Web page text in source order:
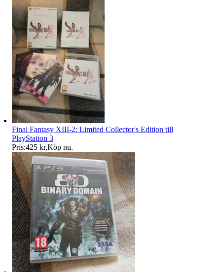
Final Fantasy XIII-2: Limited Collector's Edition till
PlayStation 3
Pris:425 kr,Köp nu.